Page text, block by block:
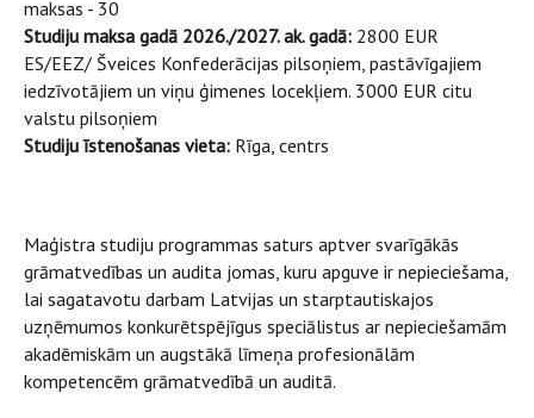
maksas - 30
Studiju maksa gadā 2026./2027. ak. gadā: 2800 EUR
ES/EEZ/ Šveices Konfederācijas pilsoņiem, pastāvīgajiem
iedzīvotājiem un viņu ģimenes locekļiem. 3000 EUR citu
valstu pilsoņiem
Studiju īstenošanas vieta: Rīga, centrs
Maģistra studiju programmas saturs aptver svarīgākās
grāmatvedības un audita jomas, kuru apguve ir nepieciešama,
lai sagatavotu darbam Latvijas un starptautiskajos
uzņēmumos konkurētspējīgus speciālistus ar nepieciešamām
akadēmiskām un augstākā līmeņa profesionālām
kompetencēm grāmatvedībā un auditā.